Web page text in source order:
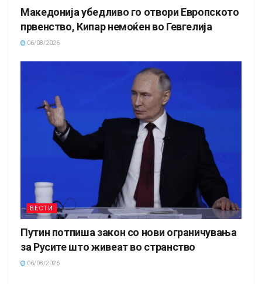
Македонија убедливо го отвори Европското
првенство, Кипар немоќен во Гевгелија
06/08/2026
ВЕСТИ
Путин потпиша закон со нови ограничувања
за Русите што живеат во странство
06/08/2026